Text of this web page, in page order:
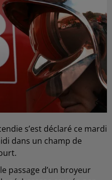
s’est déclaré ce mardi
dans un champ de
passage d’un broyeur